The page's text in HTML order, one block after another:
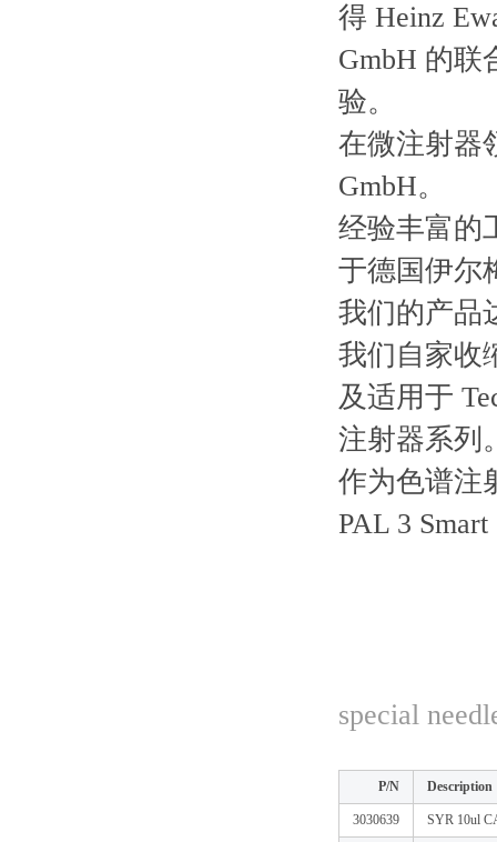
得 Heinz
GmbH 的联
验。
在微注射器
GmbH。
经验丰富的
于德国伊尔
我们的产品
我们自家收
及适用于
注射器系列
作为色谱注
PAL 3
special
P/N Description
3030639 SYR 10ul